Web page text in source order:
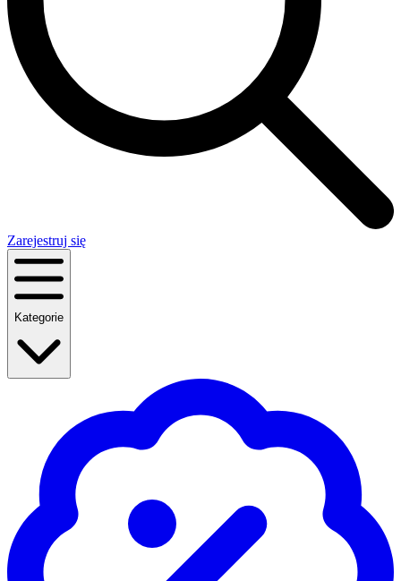
Zarejestruj się
Kategorie